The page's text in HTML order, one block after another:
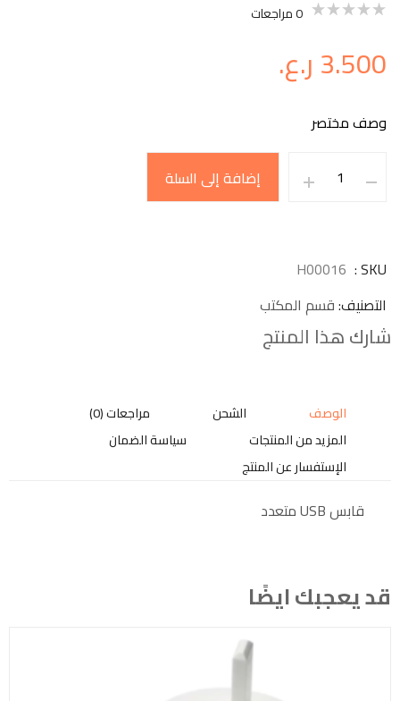
0مراجعات
3.500ر.ع.
وصف مختصر
إضافة إلى السلة
SKU
H00016
التصنيف قسم المكتب
شارك هذا المنتج
الوصف الشحن
مراجعات (0)
المزيد من المنتجات
سياسة الضمان
الإستفسار عن المنتج
قابس USB متعدد
قد يعجبك ايضًا